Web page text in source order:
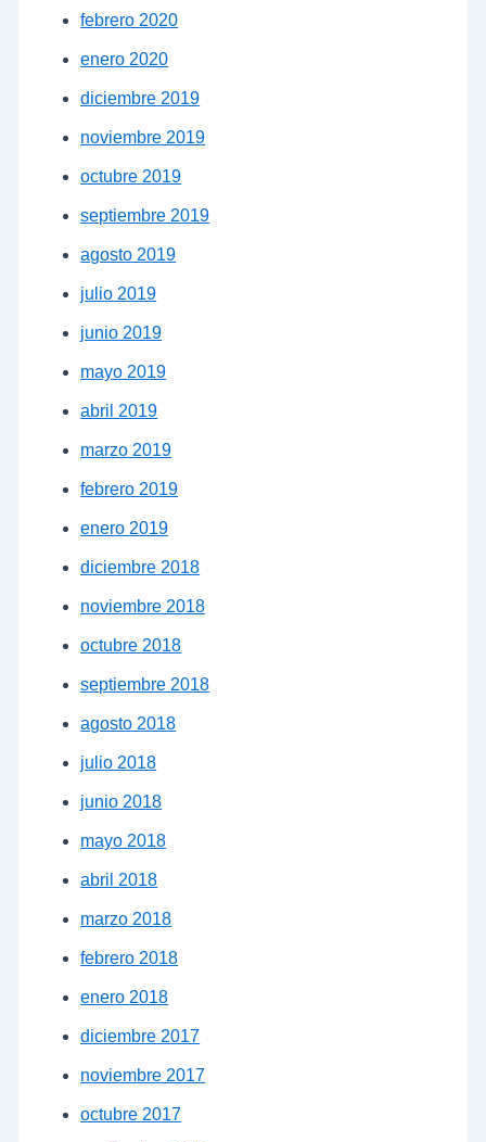
febrero 2020
enero 2020
diciembre 2019
noviembre 2019
octubre 2019
septiembre 2019
agosto 2019
julio 2019
junio 2019
mayo 2019
abril 2019
marzo 2019
febrero 2019
enero 2019
diciembre 2018
noviembre 2018
octubre 2018
septiembre 2018
agosto 2018
julio 2018
junio 2018
mayo 2018
abril 2018
marzo 2018
febrero 2018
enero 2018
diciembre 2017
noviembre 2017
octubre 2017